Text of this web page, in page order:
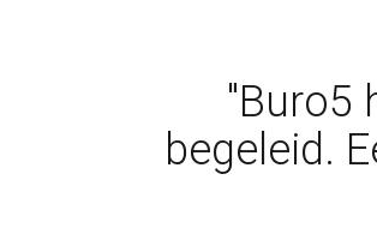
"Buro5
begeleid.